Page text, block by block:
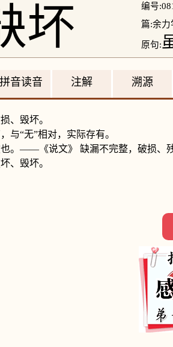
坏
编号
篇:余力
原句:
拼音读音 注解 溯源
、毁坏。
与“无”相对，实际存有。
。——《说文》 缺漏不完整，破损、
、毁坏。